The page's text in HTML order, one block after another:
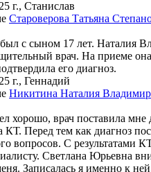
г., Станислав
Староверова Татьяна
с сыном 17 лет. Наталия
врач. На приеме она
его диагноз.
г., Геннадий
Никитина Наталия
хорошо, врач поставила мне
КТ. Перед тем как диагноз
вопросов. С результатами
Светлана Юрьевна
Записалась я именно к